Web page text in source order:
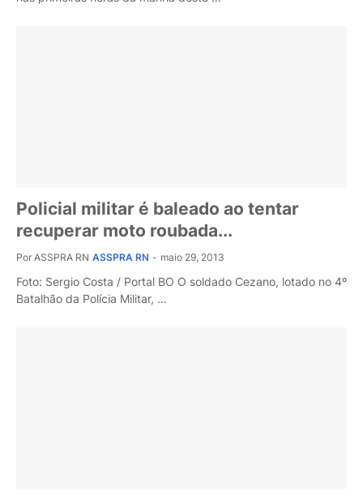
Policial militar é baleado ao tentar
recuperar moto roubada...
Por ASSPRA RN ASSPRA RN - maio 29, 2013
Foto: Sergio Costa / Portal BO O soldado Cezano, lotado no 4º
Batalhão da Polícia Militar, …